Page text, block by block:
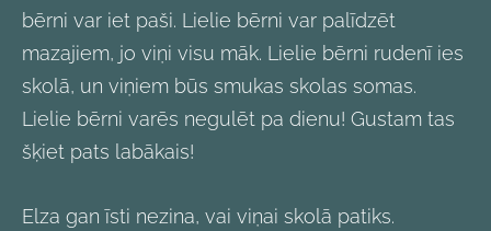
bērni var iet paši. Lielie bērni var palīdzēt
mazajiem, jo viņi visu māk. Lielie bērni rudenī ies
skolā, un viņiem būs smukas skolas somas.
Lielie bērni varēs negulēt pa dienu! Gustam tas
šķiet pats labākais!
Elza gan īsti nezina, vai viņai skolā patiks.